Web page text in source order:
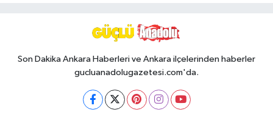
Son Dakika Ankara Haberleri ve Ankara ilçelerinden haberler
gucluanadolugazetesi.com'da.